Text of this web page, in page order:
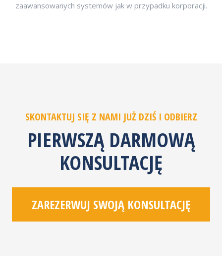
zaawansowanych systemów jak w przypadku korporacji.
SKONTAKTUJ SIĘ Z NAMI JUŻ DZIŚ I ODBIERZ
PIERWSZĄ DARMOWĄ
KONSULTACJĘ
ZAREZERWUJ SWOJĄ KONSULTACJĘ